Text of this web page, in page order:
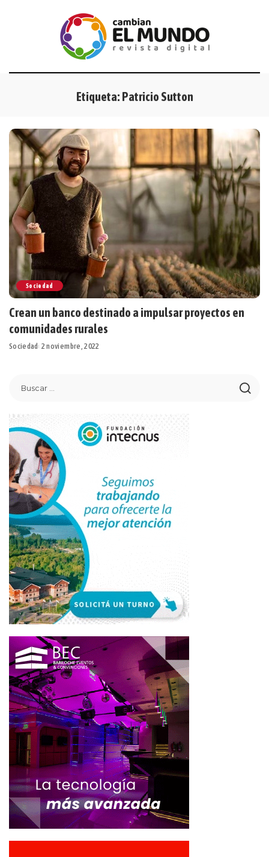
Etiqueta: Patricio Sutton
Sociedad
Crean un banco destinado a impulsar proyectos en
comunidades rurales
Sociedad 2 noviembre, 2022